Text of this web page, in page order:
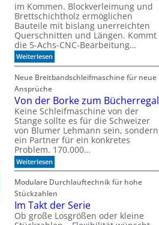
d
e
l
l
e
n
t
o
F
o
r
m
u
l
a
i
l
l
im Kommen. Blockverleimung und
Brettschichtholz ermöglichen
Bauteile mit bislang unerreichten
Querschnitten und Längen. Kommt
die 5-Achs-CNC-Bearbeitung…
Weiterlesen:
C
N
C
g
e
s
t
ü
t
z
t
m
i
t
d
e
r
Z
Neue Breitbandschleifmaschine für neue
Ansprüche
Von der Borke zum Bücherregal
Keine Schleifmaschine von der
Stange sollte es für die Schweizer
von Blumer Lehmann sein, sondern
ein Partner für ein konkretes
Problem. 170.000…
Weiterlesen:
V
o
n
d
e
r
B
Modulare Durchlauftechnik für hohe
Stückzahlen
Im Takt der Serie
Ob große Losgrößen oder kleine